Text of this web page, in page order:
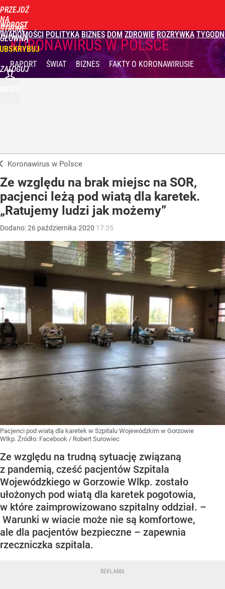
PRZEJDŹ
NA
STRONĘ
GŁÓWNĄ
WPROST
WIADOMOŚCI POLITYKA BIZNES DOM ZDROWIE ROZRYWKA
ZALOGUJ
KORONAWIRUS W POLSCE
RAPORT ŚWIAT BIZNES FAKTYO KORONAWIRUSIE
Koronawirus w Polsce
Ze względu na brak miejsc na SOR,
pacjenci leżą pod wiatą dla karetek.
„Ratujemy ludzi jak możemy”
Dodano:26 października 2020 17:35
Pacjenci pod wiatą dla karetek w Szpitalu Wojewódzkim w Gorzowie
Wlkp. Źródło: Facebook / Robert Surowiec
Ze względu na trudną sytuację związaną
z pandemią, cześć pacjentów Szpitala
Wojewódzkiego w Gorzowie Wlkp. zostało
ułożonych pod wiatą dla karetek pogotowia,
w które zaimprowizowano szpitalny oddział. –
Warunki w wiacie może nie są komfortowe,
ale dla pacjentów bezpieczne – zapewnia
rzeczniczka szpitala.